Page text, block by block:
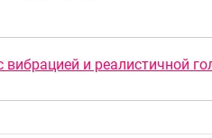
вибрацией и реалистичной